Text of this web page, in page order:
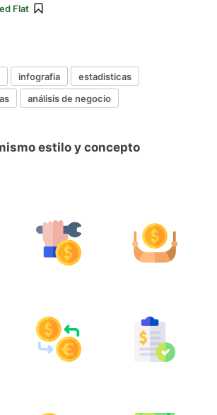
Flat
infografia
estadisticas
análisis de negocio
estilo y concepto